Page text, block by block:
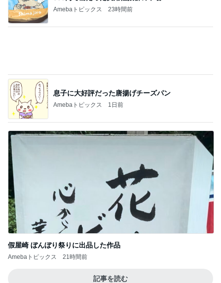
渡辺美奈代 欲しかった保存容器
[PR]UV対策もできるすごいクリーム
Amebaトピックス 1日前
買って大成功だった新しいリップ
Amebaトピックス 17時間前
旦那に勿体無いと言われたヴァンクリ
Amebaトピックス 1日前